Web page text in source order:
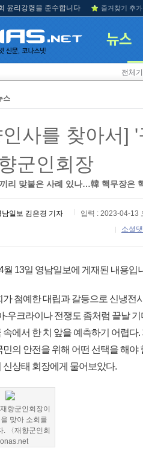
윤리강령을 준수합니다 즐겨찾기 추가
전체
스
사를 찾아서]
군인회장
리 맞붙은 사례 있나…韓 핵무장은
남일보 김은경 기자
입력 : 2023-04-13
소셜
월 13일 영남일보에 게재된 내용입
가 첨예한 대립과 갈등으로 신냉전
-우크라이나 전쟁도 좀처럼 끝날
속에서 한 치 앞을 예측하기 어렵
민의 안전을 위해 어떤 선택을 해
신상태 회장에게 물어보았다.
향군인회장이
맞아 소회를
. 〈재향군인회